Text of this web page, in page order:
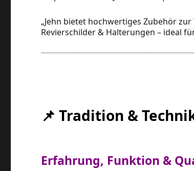
„Jehn bietet hochwertiges Zubehör
Revierschilder & Halterungen – ideal
📌 Tradition &
Erfahrung, Funktion &